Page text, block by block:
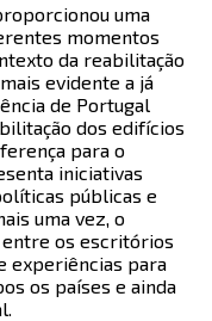
uma
momentos
da reabilitação
evidente a já
de Portugal
dos edifícios
para o
iniciativas
públicas e
uma vez, o
os escritórios
experiências para
os países e ainda